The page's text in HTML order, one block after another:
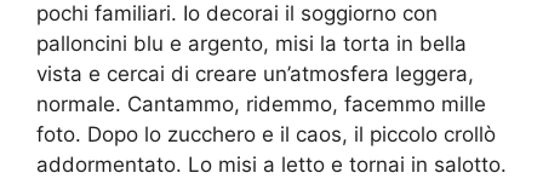
pochi familiari. Io decorai il soggiorno con
palloncini blu e argento, misi la torta in bella
vista e cercai di creare un’atmosfera leggera,
normale. Cantammo, ridemmo, facemmo mille
foto. Dopo lo zucchero e il caos, il piccolo crollò
addormentato. Lo misi a letto e tornai in salotto.